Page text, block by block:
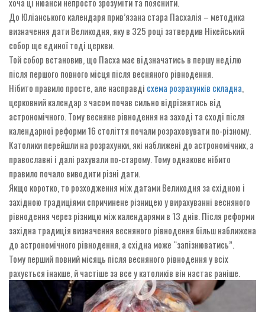
До Юліанського календаря прив’язана стара Пасхалія – методика
визначення дати Великодня, яку в 325 році затвердив Нікейський
собор ще єдиної тоді церкви.
Той собор встановив, що Пасха має відзначатись в першу неділю
після першого повного місця після весняного рівнодення.
Нібито правило просте, але насправді схема розрахунків складна,
церковний календар з часом почав сильно відрізнятись від
астрономічного. Тому весняне рівнодення на заході та сході після
календарної реформи 16 століття почали розраховувати по-різному.
Католики перейшли на розрахунки, які наближені до астрономічних, а
православні і далі рахували по-старому. Тому однакове нібито
правило почало виводити різні дати.
Якщо коротко, то розходження між датами Великодня за східною і
західною традиціями спричинене різницею у вирахуванні весняного
рівнодення через різницю між календарями в 13 днів. Після реформи
західна традиція визначення весняного рівнодення більш наближена
до астрономічного рівнодення, а східна може “запізнюватись”.
Тому перший повний місяць після весняного рівнодення у всіх
рахується інакше, й частіше за все у католиків він настає раніше.